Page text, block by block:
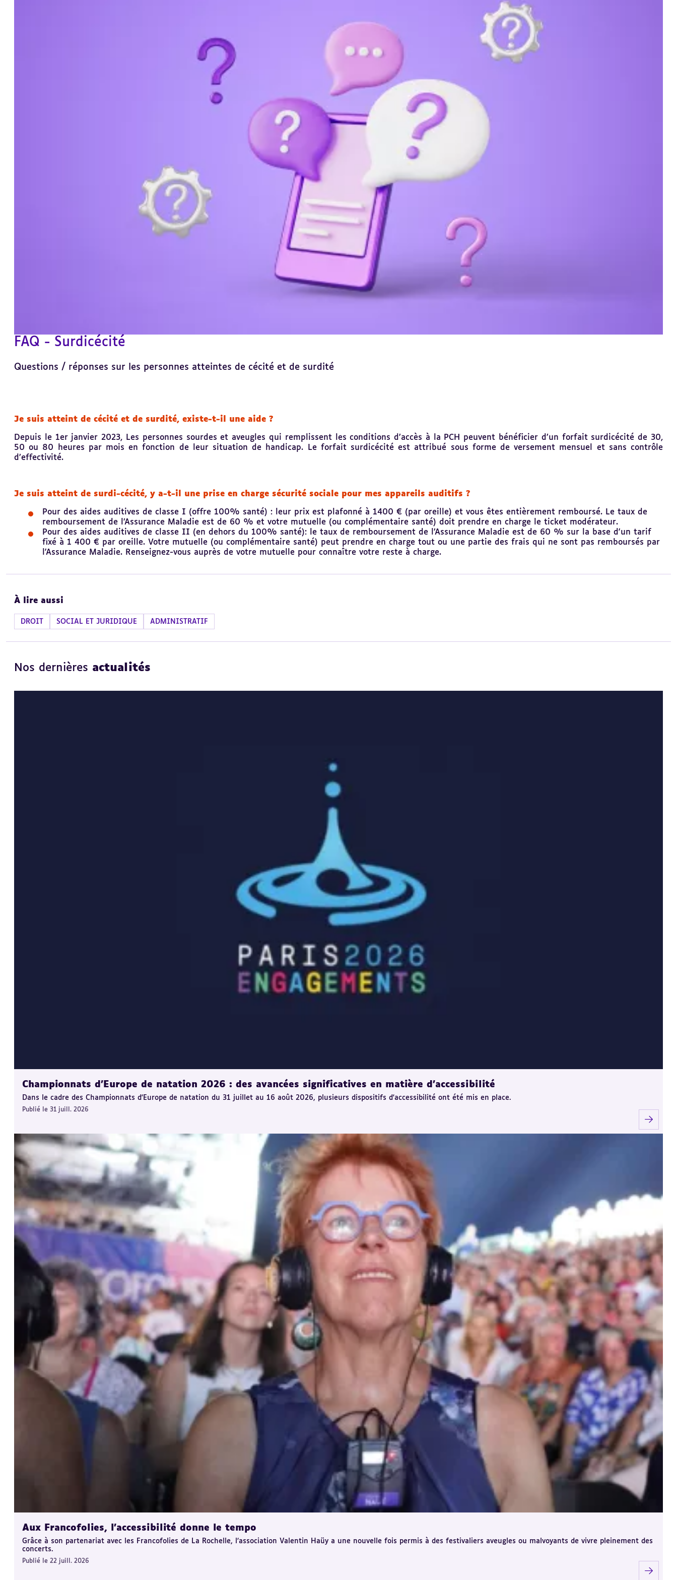
FAQ - Surdicécité
Questions / réponses sur les personnes atteintes de cécité et de surdité
Je suis atteint de cécité et de surdité, existe-t-il une aide ?
Depuis le 1er janvier 2023, Les personnes sourdes et aveugles qui remplissent les conditions d’accès à la PCH peuvent bénéficier d’un forfait surdicécité de 30,
50 ou 80 heures par mois en fonction de leur situation de handicap. Le forfait surdicécité est attribué sous forme de versement mensuel et sans contrôle
d’effectivité.
Je suis atteint de surdi-cécité, y a-t-il une prise en charge sécurité sociale pour mes appareils auditifs ?
Pour des aides auditives de classe I (offre 100% santé) : leur prix est plafonné à 1400 € (par oreille) et vous êtes entièrement remboursé. Le taux de
remboursement de l’Assurance Maladie est de 60 % et votre mutuelle (ou complémentaire santé) doit prendre en charge le ticket modérateur.
Pour des aides auditives de classe II (en dehors du 100% santé): le taux de remboursement de l’Assurance Maladie est de 60 % sur la base d'un tarif
fixé à 1 400 € par oreille. Votre mutuelle (ou complémentaire santé) peut prendre en charge tout ou une partie des frais qui ne sont pas remboursés par
l'Assurance Maladie. Renseignez-vous auprès de votre mutuelle pour connaître votre reste à charge.
au
À lire aussi
DROIT SOCIAL ET JURIDIQUE ADMINISTRATIF
Nos dernières actualités
Championnats d'Europe de natation 2026 : des avancées significatives en matière d'accessibilité
Dans le cadre des Championnats d'Europe de natation du 31 juillet au 16 août 2026, plusieurs dispositifs d'accessibilité ont été mis en place.
Publié le 31 juill. 2026
Aux Francofolies, l’accessibilité donne le tempo
Grâce à son partenariat avec les Francofolies de La Rochelle, l’association Valentin Haüy a une nouvelle fois permis à des festivaliers aveugles ou malvoyants de vivre pleinement des
concerts.
Publié le 22 juill. 2026